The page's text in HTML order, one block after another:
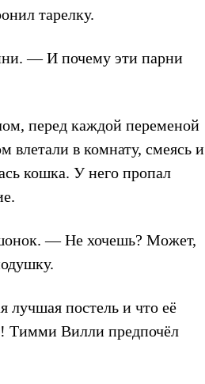
тарелку.
— И почему эти парни
перед каждой переменой
влетали в комнату, смеясь и
кошка. У него пропал
— Не хочешь? Может,
лучшая постель и что её
Тимми Вилли предпочёл